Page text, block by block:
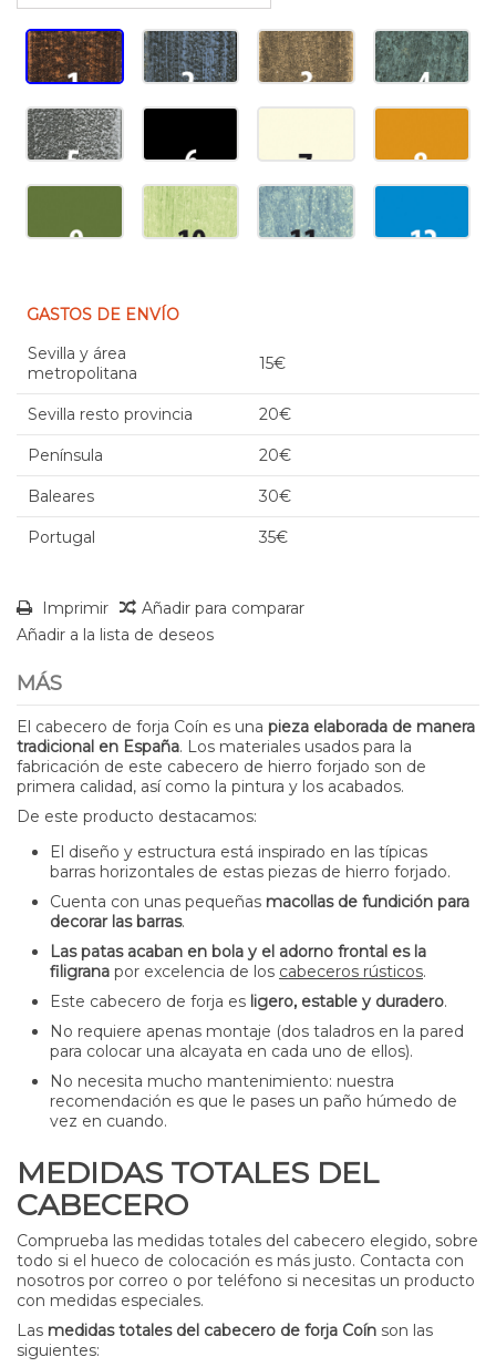
GASTOS DE ENVÍO
Sevilla y área
metropolitana
15€
Sevilla resto provincia 20€
Península 20€
Baleares 30€
Portugal 35€
Imprimir
Añadir para comparar
Añadir a la lista de deseos
MÁS
El cabecero de forja Coín es una pieza elaborada de manera
tradicional en España. Los materiales usados para la
fabricación de este cabecero de hierro forjado son de
primera calidad, así como la pintura y los acabados.
De este producto destacamos:
El diseño y estructura está inspirado en las típicas
barras horizontales de estas piezas de hierro forjado.
Cuenta con unas pequeñas macollas de fundición para
decorar las barras.
Las patas acaban en bola y el adorno frontal es la
filigrana por excelencia de los cabeceros rústicos.
Este cabecero de forja es ligero, estable y duradero.
No requiere apenas montaje (dos taladros en la pared
para colocar una alcayata en cada uno de ellos).
No necesita mucho mantenimiento: nuestra
recomendación es que le pases un paño húmedo de
vez en cuando.
MEDIDAS TOTALES DEL
CABECERO
Comprueba las medidas totales del cabecero elegido, sobre
todo si el hueco de colocación es más justo. Contacta con
nosotros por correo o por teléfono si necesitas un producto
con medidas especiales.
Las medidas totales del cabecero de forja Coín son las
siguientes: